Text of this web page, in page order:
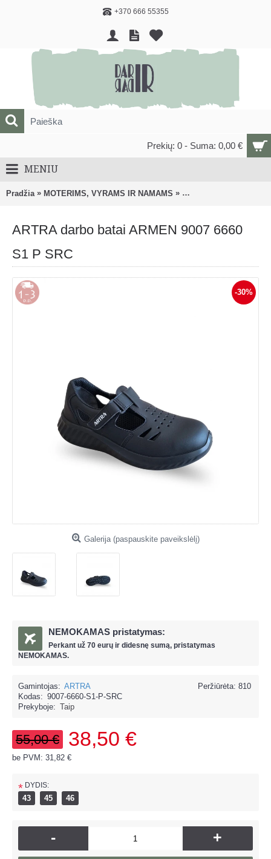
+370 666 55355
Prekių: 0 - Suma: 0,00 €
MENIU
Pradžia » MOTERIMS, VYRAMS IR NAMAMS » DRABUŽIAI, AVALYNĖ
ARTRA darbo batai ARMEN 9007 6660
S1 P SRC
-30%
Galerija (paspauskite paveikslėlį)
NEMOKAMAS pristatymas:
Perkant už 70 eurų ir didesnę sumą, pristatymas
NEMOKAMAS.
Peržiūrėta: 810
Gamintojas: ARTRA
Kodas: 9007-6660-S1-P-SRC
Prekyboje: Taip
55,00 € 38,50 €
be PVM: 31,82 €
* DYDIS:
43 45 46
- +